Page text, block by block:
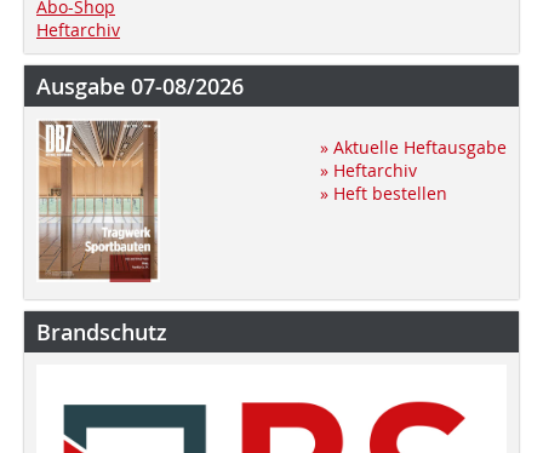
Abo-Shop
Heftarchiv
Ausgabe 07-08/2026
» Aktuelle Heftausgabe
» Heftarchiv
» Heft bestellen
Brandschutz